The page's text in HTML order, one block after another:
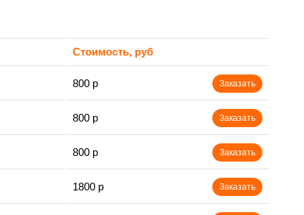
Стоимость, руб
800 р Заказать
800 р Заказать
800 р Заказать
1800 р Заказать